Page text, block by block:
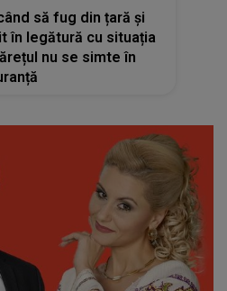
să fug din țară și
în legătură cu situația
nu se simte în